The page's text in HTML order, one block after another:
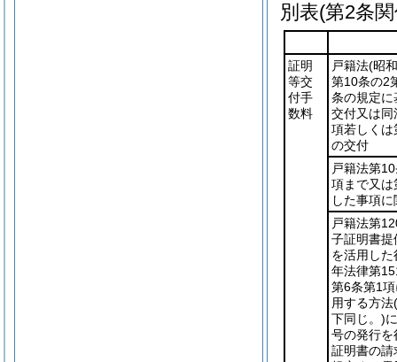
別表(第2条
証明
等交
付手
数料
戸籍法(昭
第10条の2
条の規定に
交付又は
項若しくは
の交付
戸籍法第
項まで又は
した事項
戸籍法第
子証明書提
を活用し
年法律第
第6条第1
用する方法
下同じ。)
号の発行を
証明書の請